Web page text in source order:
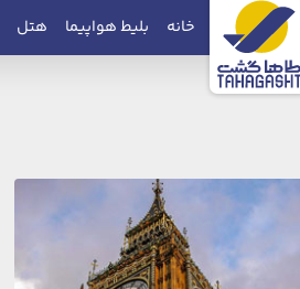
خانه بلیط هواپیما هتل